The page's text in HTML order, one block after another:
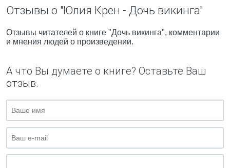
Отзывы о "Юлия Крен - Дочь викинга"
Отзывы читателей о книге "Дочь викинга", комментарии
и мнения людей о произведении.
А что Вы думаете о книге? Оставьте Ваш
отзыв.